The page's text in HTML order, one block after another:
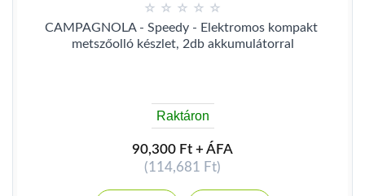
CAMPAGNOLA - Speedy - Elektromos kompakt
metszőolló készlet, 2db akkumulátorral
Raktáron
90,300 Ft + ÁFA
(114,681 Ft)